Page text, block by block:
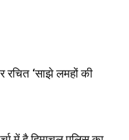
‘साझे लमहों की